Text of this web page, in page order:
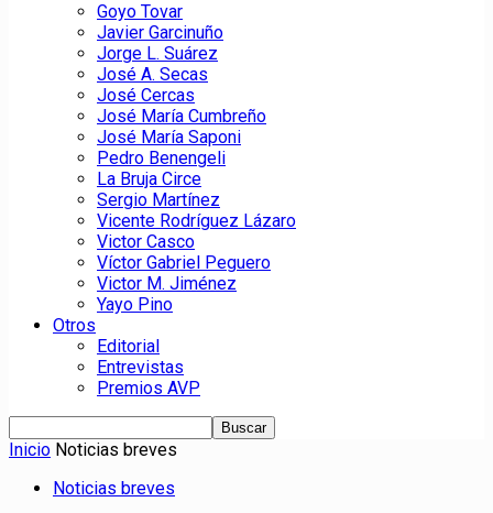
Goyo Tovar
Javier Garcinuño
Jorge L. Suárez
José A. Secas
José Cercas
José María Cumbreño
José María Saponi
Pedro Benengeli
La Bruja Circe
Sergio Martínez
Vicente Rodríguez Lázaro
Victor Casco
Víctor Gabriel Peguero
Victor M. Jiménez
Yayo Pino
Otros
Editorial
Entrevistas
Premios AVP
Inicio Noticias breves
Noticias breves